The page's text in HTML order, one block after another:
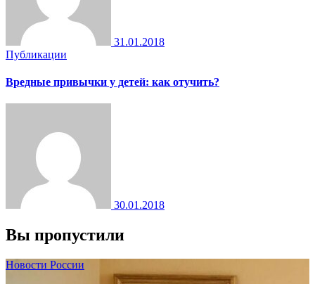
31.01.2018
Публикации
Вредные привычки у детей: как отучить?
30.01.2018
Вы пропустили
Новости России